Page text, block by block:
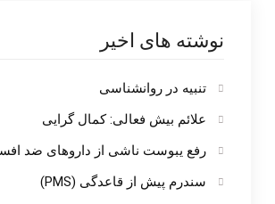
نوشته های اخیر
تنبیه در روانشناسی
علائم بیش فعالی: کمال گرایی
رفع یبوست ناشی از داروهای ضد
سندرم پیش از قاعدگی (PMS)